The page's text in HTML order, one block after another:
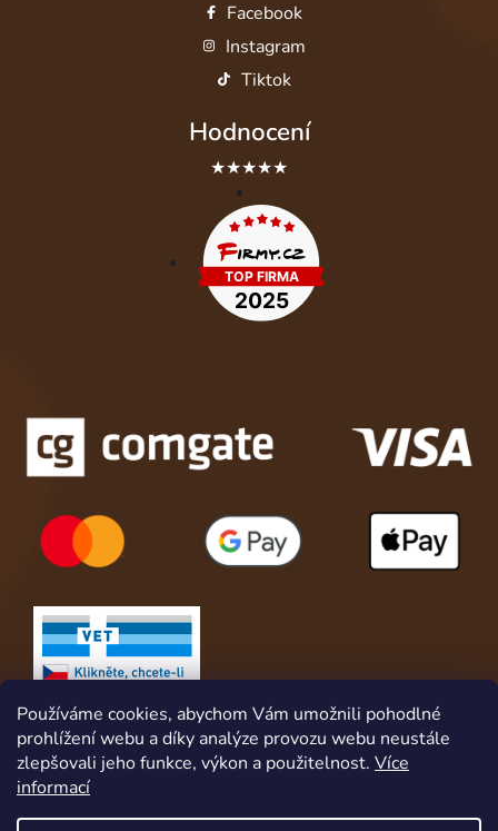
Používáme cookies, abychom Vám umožnili pohodlné
prohlížení webu a díky analýze provozu webu neustále
zlepšovali jeho funkce, výkon a použitelnost. Více
informací
Facebook
Instagram
Tiktok
Hodnocení
★★★★★